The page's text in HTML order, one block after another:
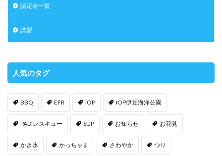
認定者一覧
講習
人気のタグ
BBQ EFR IOP IOP伊豆海洋公園
PADIレスキュー SUP お知らせ お花見
かき氷 かっちゃま さわやか つり